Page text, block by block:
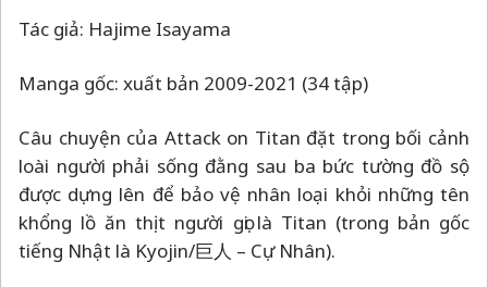
Tác giả: Hajime Isayama
Manga gốc: xuất bản 2009-2021 (34 tập)
Câu chuyện của Attack on Titan đặt trong bối cảnh
loài người phải sống đằng sau ba bức tường đồ sộ
được dựng lên để bảo vệ nhân loại khỏi những tên
khổng lồ ăn thịt người gọi là Titan (trong bản gốc
tiếng Nhật là Kyojin/巨人 – Cự Nhân).